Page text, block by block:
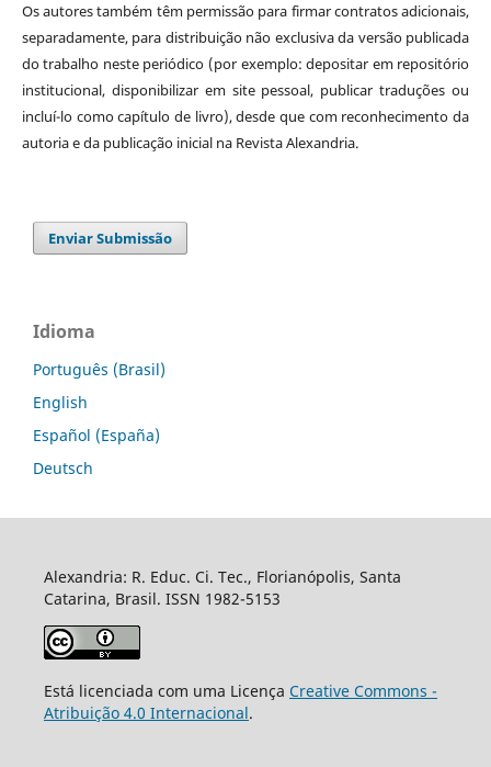
Os autores também têm permissão para firmar contratos adicionais,
separadamente, para distribuição não exclusiva da versão publicada
do trabalho neste periódico (por exemplo: depositar em repositório
institucional, disponibilizar em site pessoal, publicar traduções ou
incluí-lo como capítulo de livro), desde que com reconhecimento da
autoria e da publicação inicial na Revista Alexandria.
Enviar Submissão
Idioma
Português (Brasil)
English
Español (España)
Deutsch
Alexandria: R. Educ. Ci. Tec., Florianópolis, Santa
Catarina, Brasil. ISSN 1982-5153
Está licenciada com uma Licença Creative Commons -
Atribuição 4.0 Internacional.